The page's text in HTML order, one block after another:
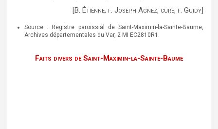
[B. Étienne, f. Joseph Agnez, curé, f. Guidy]
Source : Registre paroissial de Saint-Maximin-la-Sainte-Baume,
Archives départementales du Var, 2 MI EC2810R1.
Faits divers de Saint-Maximin-la-Sainte-Baume